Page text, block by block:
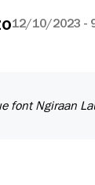
12/10/2023 -
font Ngiraan